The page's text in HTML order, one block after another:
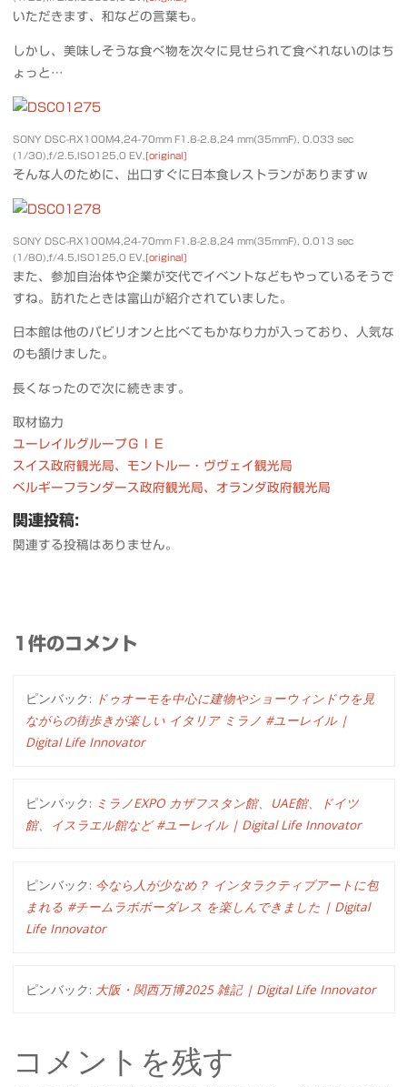
いただきます、和などの言葉も。
しかし、美味しそうな食べ物を次々に見せられて食べれないのはち
ょっと…
SONY DSC-RX100M4,24-70mm F1.8-2.8,24 mm(35mmF), 0.033 sec
(1/30),f/2.5,ISO125,0 EV, [original]
そんな人のために、出口すぐに日本食レストランがありますｗ
SONY DSC-RX100M4,24-70mm F1.8-2.8,24 mm(35mmF), 0.013 sec
(1/80),f/4.5,ISO125,0 EV, [original]
また、参加自治体や企業が交代でイベントなどもやっているそうで
すね。訪れたときは富山が紹介されていました。
日本館は他のパビリオンと比べてもかなり力が入っており、人気な
のも頷けました。
長くなったので次に続きます。
取材協力
ユーレイルグループＧＩＥ
スイス政府観光局、モントルー・ヴヴェイ観光局
ベルギーフランダース政府観光局、オランダ政府観光局
関連投稿:
関連する投稿はありません。
1件のコメント
ピンバック: ドゥオーモを中心に建物やショーウィンドウを見
ながらの街歩きが楽しい イタリア ミラノ #ユーレイル |
Digital Life Innovator
ピンバック: ミラノEXPO カザフスタン館、UAE館、ドイツ
館、イスラエル館など #ユーレイル | Digital Life Innovator
ピンバック: 今なら人が少なめ？ インタラクティブアートに包
まれる #チームラボボーダレス を楽しんできました | Digital
Life Innovator
ピンバック: 大阪・関西万博2025 雑記 | Digital Life Innovator
コメントを残す